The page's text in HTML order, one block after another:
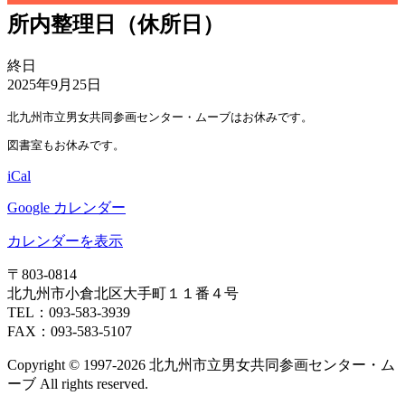
所内整理日（休所日）
所
内
理
日
所
終日
2025年9月25日
北九州市立男女共同参画センター・ムーブはお休みです。
図書室もお休みです。
iCal
Google カレンダー
カレンダーを表示
〒803‐0814
北九州市小倉北区大手町１１番４号
TEL：093‐583‐3939
FAX：093‐583‐5107
Copyright © 1997‐2026 北九州市立男女共同参画センター・ム
ーブ All rights reserved.